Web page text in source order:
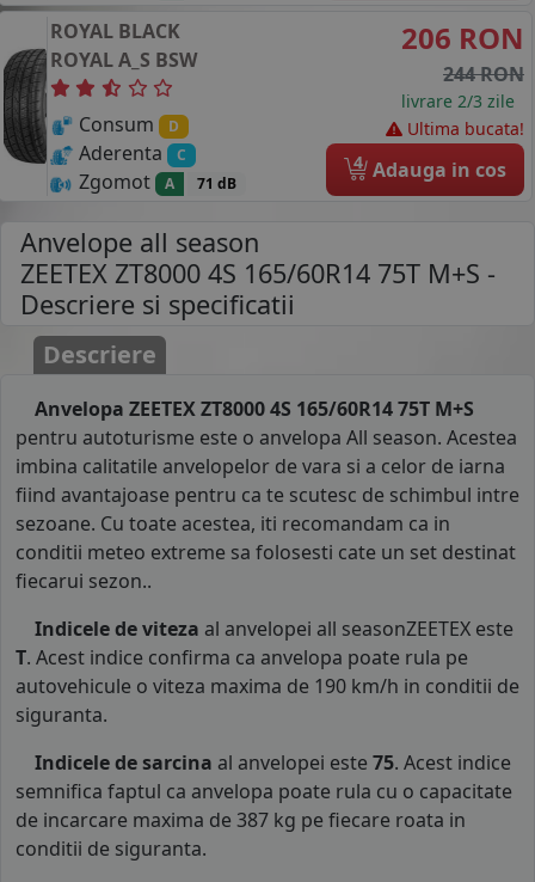
ROYAL BLACK
ROYAL A_S BSW
Consum D
Aderenta C
Zgomot A 71 dB
206 RON
244 RON
livrare 2/3 zile
Ultima bucata!
4 Adauga in cos
Anvelope all season
ZEETEX ZT8000 4S 165/60R14 75T M+S -
Descriere si specificatii
Descriere
Anvelopa ZEETEX ZT8000 4S 165/60R14 75T M+S
pentru autoturisme este o anvelopa All season. Acestea
imbina calitatile anvelopelor de vara si a celor de iarna
fiind avantajoase pentru ca te scutesc de schimbul intre
sezoane. Cu toate acestea, iti recomandam ca in
conditii meteo extreme sa folosesti cate un set destinat
fiecarui sezon..
Indicele de viteza al anvelopei all seasonZEETEX este
T. Acest indice confirma ca anvelopa poate rula pe
autovehicule o viteza maxima de 190 km/h in conditii de
siguranta.
Indicele de sarcina al anvelopei este 75. Acest indice
semnifica faptul ca anvelopa poate rula cu o capacitate
de incarcare maxima de 387 kg pe fiecare roata in
conditii de siguranta.